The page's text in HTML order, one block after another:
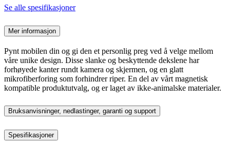
Se alle spesifikasjoner
Mer informasjon
Pynt mobilen din og gi den et personlig preg ved å velge mellom
våre unike design. Disse slanke og beskyttende dekslene har
forhøyede kanter rundt kamera og skjermen, og en glatt
mikrofiberforing som forhindrer riper. En del av vårt magnetisk
kompatible produktutvalg, og er laget av ikke-animalske materialer.
Bruksanvisninger, nedlastinger, garanti og support
Spesifikasjoner